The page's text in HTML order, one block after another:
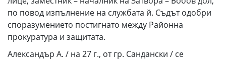
по повод изпълнение на службата й. Съдът одобри
споразумението постигнато между Районна
прокуратура и защитата.
Александър А. / на 27 г., от гр. Сандански / се